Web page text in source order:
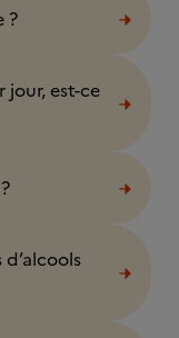
?
jour, est-ce